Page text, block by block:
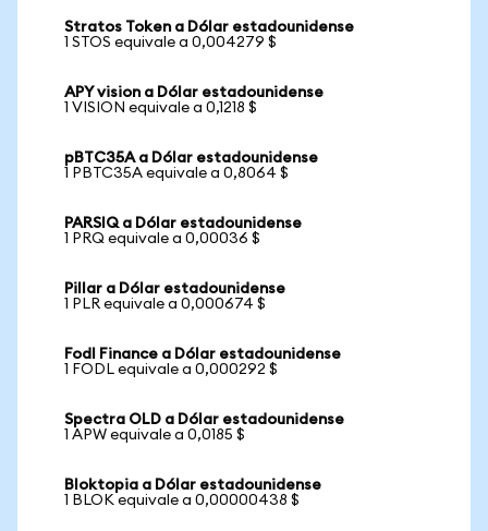
Stratos Token a Dólar estadounidense
1 STOS equivale a 0,004279 $
APY vision a Dólar estadounidense
1 VISION equivale a 0,1218 $
pBTC35A a Dólar estadounidense
1 PBTC35A equivale a 0,8064 $
PARSIQ a Dólar estadounidense
1 PRQ equivale a 0,00036 $
Pillar a Dólar estadounidense
1 PLR equivale a 0,000674 $
Fodl Finance a Dólar estadounidense
1 FODL equivale a 0,000292 $
Spectra OLD a Dólar estadounidense
1 APW equivale a 0,0185 $
Bloktopia a Dólar estadounidense
1 BLOK equivale a 0,00000438 $